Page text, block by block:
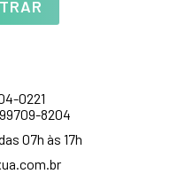
0221
99709-8204
07h às 17h